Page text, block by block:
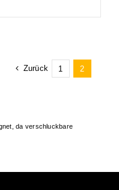
Zurück 1 2
da verschluckbare